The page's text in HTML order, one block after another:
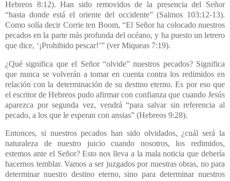
Hebreos 8:12). Han sido removidos de la presencia del Señor
“hasta donde está el oriente del occidente” (Salmos 103:12-13).
Como solía decir Corrie ten Boom, “El Señor ha colocado nuestros
pecados en la parte más profunda del océano, y ha puesto un letrero
que dice, ‘¡Prohibido pescar!’” (ver Miqueas 7:19).
¿Qué significa que el Señor “olvide” nuestros pecados? Significa
que nunca se volverán a tomar en cuenta contra los redimidos en
relación con la determinación de su destino eterno. Es por eso que
el escritor de Hebreos pudo afirmar con confianza que cuando Jesús
aparezca por segunda vez, vendrá “para salvar sin referencia al
pecado, a los que le esperan con ansias” (Hebreos 9:28).
Entonces, si nuestros pecados han sido olvidados, ¿cuál será la
naturaleza de nuestro juicio cuando nosotros, los redimidos,
estemos ante el Señor? Esto nos lleva a la mala noticia que debería
hacernos temblar. Vamos a ser juzgados por nuestras obras, no para
determinar nuestro destino eterno, sino para determinar nuestros